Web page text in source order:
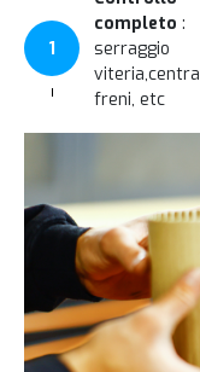
1
completo :
serraggio
freni, etc